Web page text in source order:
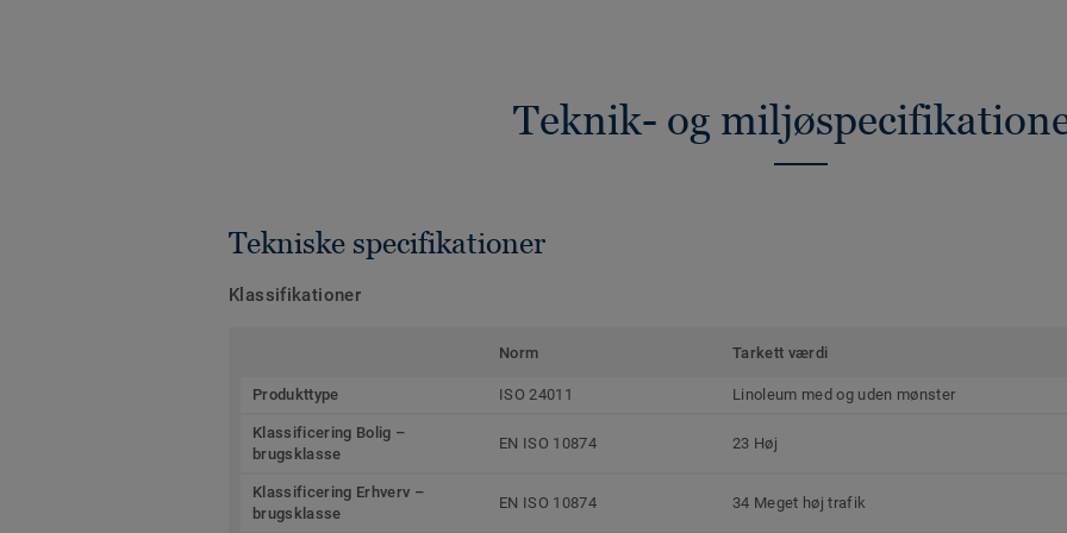
Teknik- og
Tekniske specifikationer
Klassifikationer
Norm Tarkett værdi
Produkttype ISO 24011 Linoleum med og uden mønster
Klassificering Bolig –
brugsklasse
EN ISO 10874 23 Høj
Klassificering Erhverv –
brugsklasse
EN ISO 10874 34 Meget høj trafik